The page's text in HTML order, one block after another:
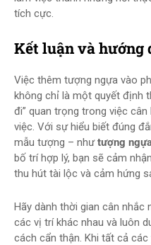
tích cực.
Kết luận và hướng
Việc thêm tượng ngựa vào
không chỉ là một quyết định
đi” quan trọng trong việc
việc. Với sự hiểu biết đúng
mẫu tượng – nhưtượng
bố trí hợp lý, bạn sẽ cảm
thu hút tài lộc và cảm hứng
Hãy dành thời gian cân nhắc
các vị trí khác nhau và luôn
cách cẩn thận. Khi tất cả